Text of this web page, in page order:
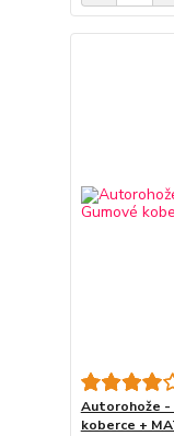
Autorohože -
koberce +